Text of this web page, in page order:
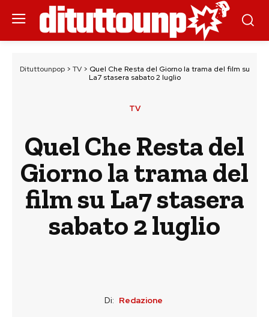
Dituttounpop> TV> Quel Che Resta del Giorno la trama del film su
La7 stasera sabato 2 luglio
TV
Quel Che Resta del
Giorno la trama del
film su La7 stasera
sabato 2 luglio
Di: Redazione